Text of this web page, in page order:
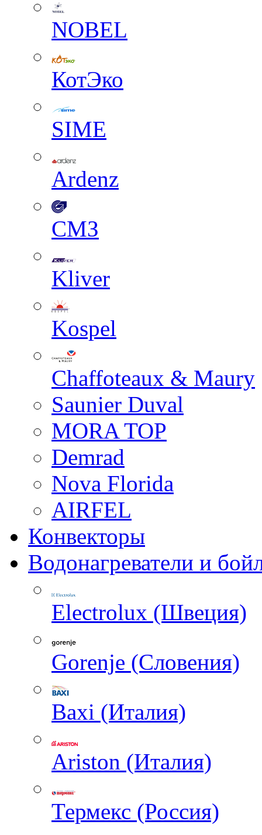
NOBEL
КотЭко
SIME
Ardenz
СМЗ
Kliver
Kospel
Chaffoteaux & Maury
Saunier Duval
MORA TOP
Demrad
Nova Florida
AIRFEL
Конвекторы
Водонагреватели и
Electrolux (Швеция)
Gorenje (Словения)
Baxi (Италия)
Ariston (Италия)
Термекс (Россия)